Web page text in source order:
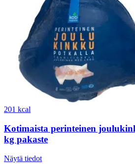
201 kcal
Kotimaista perinteinen
kg pakaste
Näytä tiedot